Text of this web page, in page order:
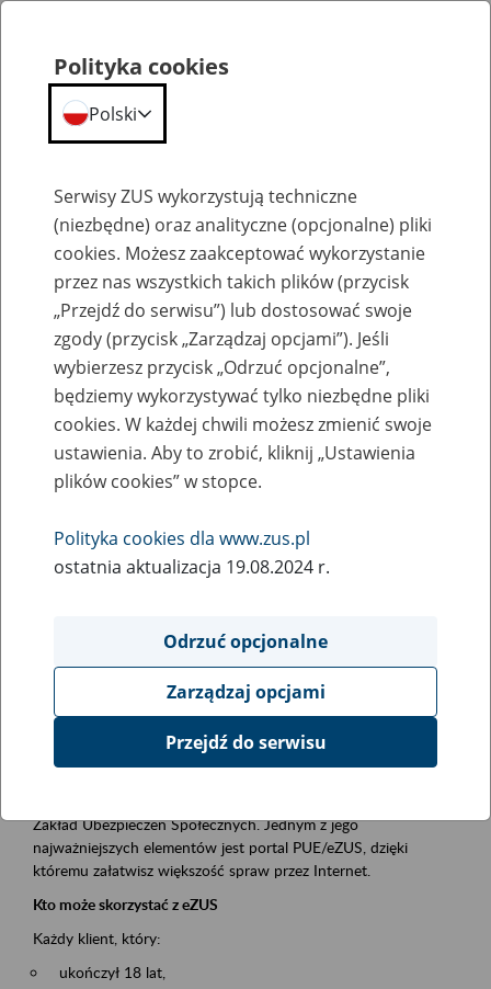
Szkolenia
Zaproś ZUS do siebie - zakładanie profili
eZUS w siedzibie Twojej firmy
Rodzaj wydarzenia
Szkolenia
Obszar merytoryczny
obsługa klientów
Opis wydarzenia
Platforma Usług Elektronicznych ZUS eZUS
Zakład Ubezpieczeń Społecznych. Jednym z jego
najważniejszych elementów jest portal PUE/eZUS, dzięki
któremu załatwisz większość spraw przez Internet.
Kto może skorzystać z eZUS
Każdy klient, który:
ukończył 18 lat,
Polityka cookies
Polski
Serwisy ZUS wykorzystują techniczne
(niezbędne) oraz analityczne (opcjonalne) pliki
cookies. Możesz zaakceptować wykorzystanie
przez nas wszystkich takich plików (przycisk
„Przejdź do serwisu”) lub dostosować swoje
zgody (przycisk „Zarządzaj opcjami”). Jeśli
wybierzesz przycisk „Odrzuć opcjonalne”,
będziemy wykorzystywać tylko niezbędne pliki
cookies. W każdej chwili możesz zmienić swoje
ustawienia. Aby to zrobić, kliknij „Ustawienia
plików cookies” w stopce.
Polityka cookies dla www.zus.pl
ostatnia aktualizacja 19.08.2024 r.
Odrzuć opcjonalne
Zarządzaj opcjami
Przejdź do serwisu